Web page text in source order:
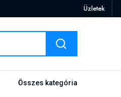
Üzletek
Összes kategória